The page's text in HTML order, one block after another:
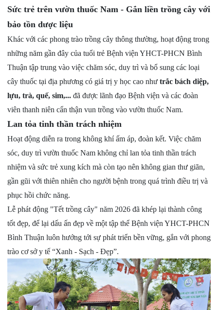
Sức trẻ trên vườn thuốc Nam - Gắn liền trồng cây với
bảo tồn dược liệu
Khác với các phong trào trồng cây thông thường, hoạt động trong
những năm gần đây của tuổi trẻ Bệnh viện YHCT-PHCN Bình
Thuận tập trung vào việc chăm sóc, duy trì và bổ sung các loại
cây thuốc tại địa phương có giá trị y học cao như trắc bách diệp,
lựu, trà, quế, sim,... đã được lãnh đạo Bệnh viện và các đoàn
viên thanh niên cẩn thận vun trồng vào vườn thuốc Nam.
Lan tỏa tinh thần trách nhiệm
Hoạt động diễn ra trong không khí ấm áp, đoàn kết. Việc chăm
sóc, duy trì vườn thuốc Nam không chỉ lan tỏa tinh thần trách
nhiệm và sức trẻ xung kích mà còn tạo nên không gian thư giãn,
gần gũi với thiên nhiên cho người bệnh trong quá trình điều trị và
phục hồi chức năng.
Lễ phát động "Tết trồng cây" năm 2026 đã khép lại thành công
tốt đẹp, để lại dấu ấn đẹp về một tập thể Bệnh viện YHCT-PHCN
Bình Thuận luôn hướng tới sự phát triển bền vững, gắn với phong
trào cơ sở y tế “Xanh - Sạch - Đẹp”.